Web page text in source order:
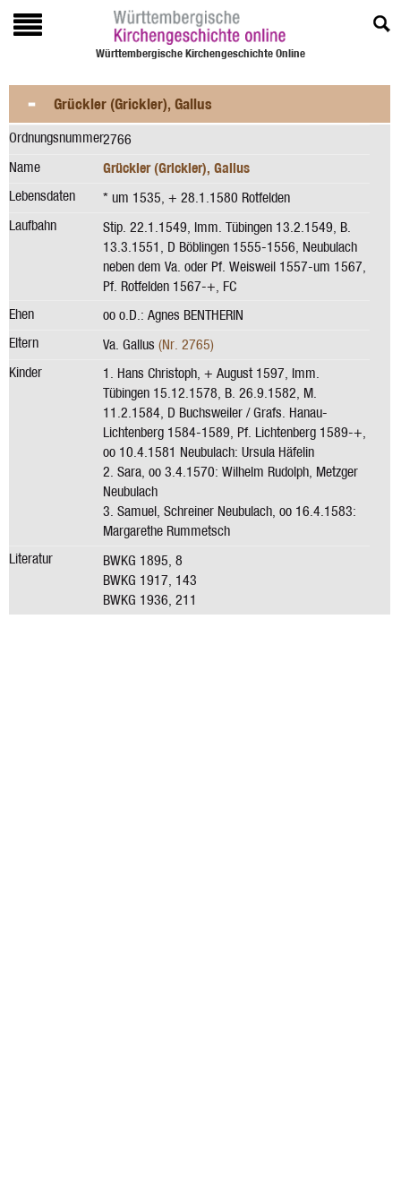
Württembergische Kirchengeschichte Online
Grückler (Grickler), Gallus
Ordnungsnummer2766
Name
Grückler (Grickler), Gallus
Lebensdaten
* um 1535, + 28.1.1580 Rotfelden
Laufbahn
Stip. 22.1.1549, Imm. Tübingen 13.2.1549, B.
13.3.1551, D Böblingen 1555-1556, Neubulach
neben dem Va. oder Pf. Weisweil 1557-um 1567,
Pf. Rotfelden 1567-+, FC
Ehen
oo o.D.: Agnes BENTHERIN
Eltern
Va. Gallus(Nr. 2765)
Kinder
1. Hans Christoph, + August 1597, Imm.
Tübingen 15.12.1578, B. 26.9.1582, M.
11.2.1584, D Buchsweiler / Grafs. Hanau-
Lichtenberg 1584-1589, Pf. Lichtenberg 1589-+,
oo 10.4.1581 Neubulach: Ursula Häfelin
2. Sara, oo 3.4.1570: Wilhelm Rudolph, Metzger
Neubulach
3. Samuel, Schreiner Neubulach, oo 16.4.1583:
Margarethe Rummetsch
Literatur
BWKG 1895, 8
BWKG 1917, 143
BWKG 1936, 211